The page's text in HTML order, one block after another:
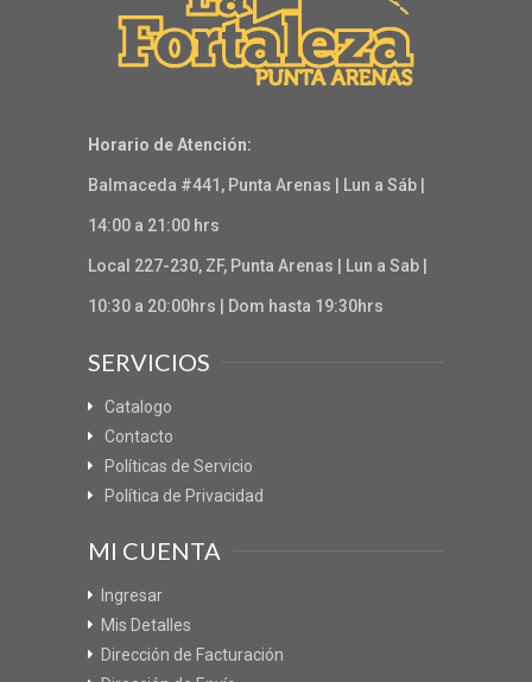
Horario de Atención:
Balmaceda #441, Punta Arenas | Lun a Sáb |
14:00 a 21:00 hrs
Local 227-230, ZF, Punta Arenas | Lun a Sab |
10:30 a 20:00hrs | Dom hasta 19:30hrs
SERVICIOS
Catalogo
Contacto
Políticas de Servicio
Política de Privacidad
MI CUENTA
Ingresar
Mis Detalles
Dirección de Facturación